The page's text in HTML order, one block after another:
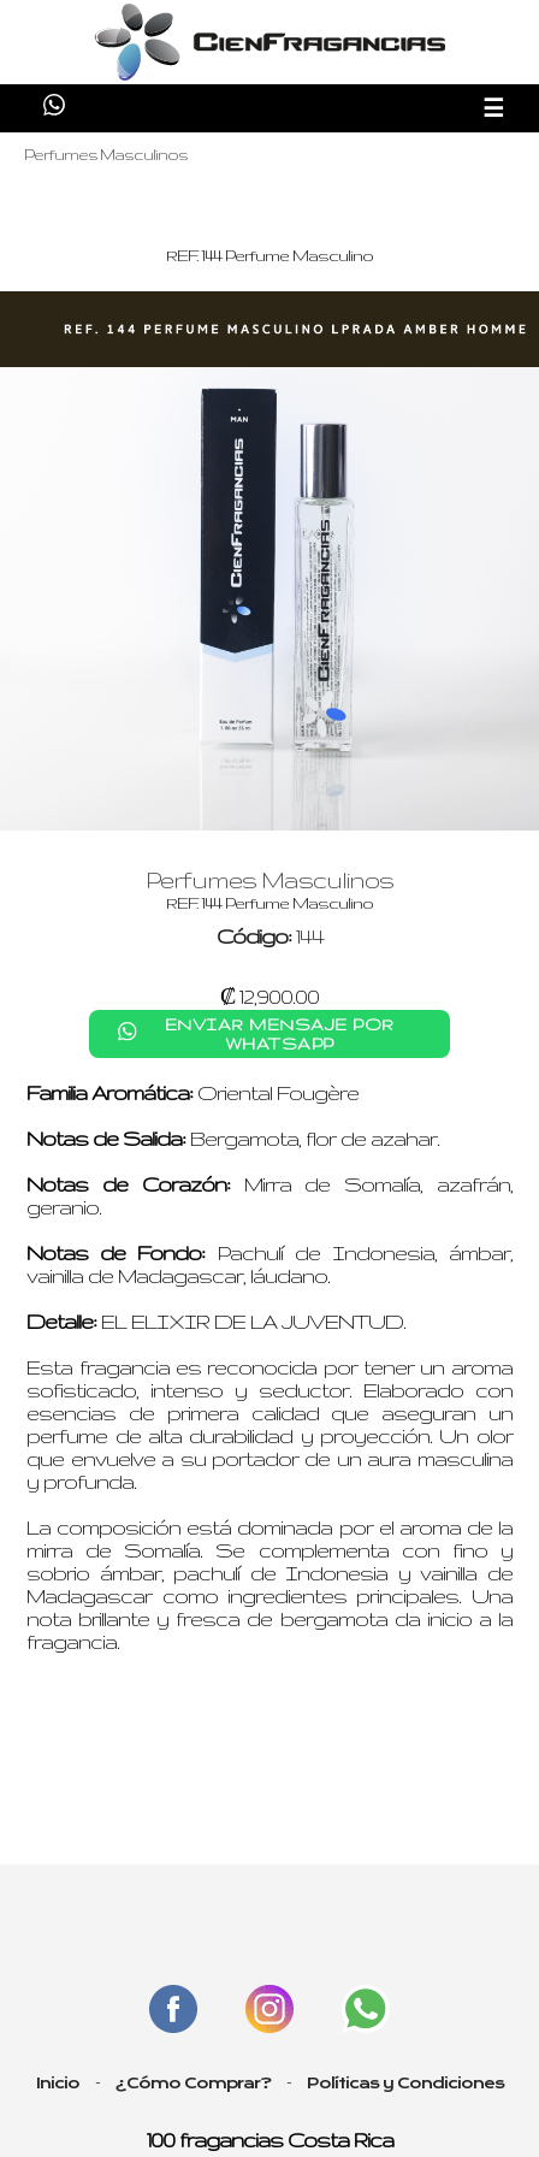
☰
Perfumes Masculinos
REF. 144 Perfume Masculino
Perfumes Masculinos
REF. 144 Perfume Masculino
Código:144
₡ 12,900.00
ENVIAR MENSAJE POR
WHATSAPP
Familia Aromática: Oriental Fougère
Notas de Salida:Bergamota, flor de azahar.
Notas de Corazón:Mirra de Somalía, azafrán,
geranio.
Notas de Fondo:Pachulí de Indonesia, ámbar,
vainilla de Madagascar, láudano.
Detalle:EL ELIXIR DE LA JUVENTUD.
Esta fragancia es reconocida por tener un aroma
sofisticado, intenso y seductor. Elaborado con
esencias de primera calidad que aseguran un
perfume de alta durabilidad y proyección. Un olor
que envuelve a su portador de un aura masculina
y profunda.
La composición está dominada por el aroma de la
mirra de Somalía. Se complementa con fino y
sobrio ámbar, pachulí de Indonesia y vainilla de
Madagascar como ingredientes principales. Una
nota brillante y fresca de bergamota da inicio a la
fragancia.
Inicio - ¿Cómo Comprar? - Políticas y Condiciones
100 fragancias Costa Rica